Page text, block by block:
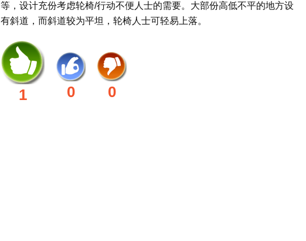
等，设计充份考虑轮椅/行动不便人士的需要。大部份高低不平的地方设
有斜道，而斜道较为平坦，轮椅人士可轻易上落。
1 0 0